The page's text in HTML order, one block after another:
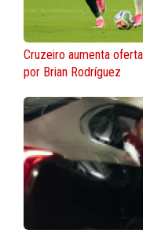
Cruzeiro aumenta
por Brian Rodríguez